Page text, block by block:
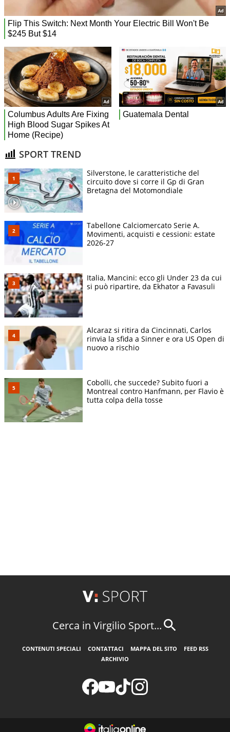
SPORT TREND
Silverstone, le caratteristiche del
circuito dove si corre il Gp di Gran
Bretagna del Motomondiale
Tabellone Calciomercato Serie A.
Movimenti, acquisti e cessioni: estate
2026-27
Italia, Mancini: ecco gli Under 23 da cui
si può ripartire, da Ekhator a Favasuli
Alcaraz si ritira da Cincinnati, Carlos
rinvia la sfida a Sinner e ora US Open di
nuovo a rischio
Cobolli, che succede? Subito fuori a
Montreal contro Hanfmann, per Flavio è
tutta colpa della tosse
Cerca in Virgilio Sport...
CONTENUTI SPECIALI CONTATTACI MAPPA DEL SITO
FEED RSS
ARCHIVIO